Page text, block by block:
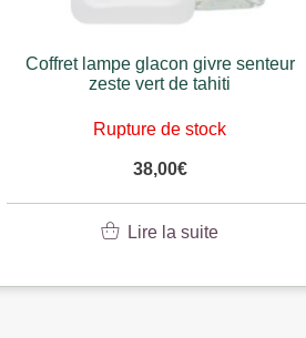
Coffret lampe glacon givre senteur
zeste vert de tahiti
Rupture de stock
38,00€
Lire la suite